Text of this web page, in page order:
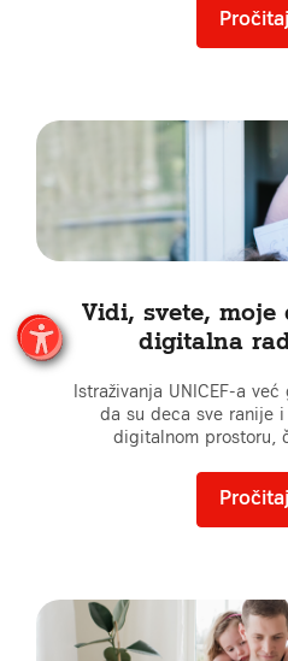
Pročitaj
Vidi, svete, moje
digitalna
Istraživanja UNICEF-a
da su deca sve ranije
digitalnom prostoru,
Pročitaj